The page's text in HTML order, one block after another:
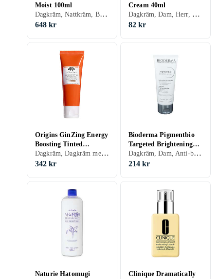
Moist 100ml
Dagkräm, Nattkräm, BB-cream, CC-cream, Dam, Mjukgörande, Rengörande, Uppfriskande/Kylande, Återfuktande, Balanserande, Närande, Oljefri, Normal, Blandad, Torr, Fet, Alla
648 kr
Cream 40ml
Dagkräm, Dam, Herr, Rengörande, Uppfriskande/Kylande, Återfuktande, Regenererande, Närande, Normal, Torr, Alla, Känslig
82 kr
Origins GinZing Energy
Boosting Tinted
Moisturizer SPF40 50ml
Dagkräm, Dagkräm med SPF, Dam, Mjukgörande, Uppfriskande/Kylande, Återfuktande, Bronzing, Lyster, Normal, Blandad, Torr, Fet, Alla
342 kr
Bioderma Pigmentbio
Targeted Brightening
Care 75ml
Dagkräm, Dam, Anti-blemish, Uppfriskande/Kylande, Återfuktande, Lyster, Upplysande, Alla, Känslig
214 kr
Naturie Hatomugi
Clinique Dramatically